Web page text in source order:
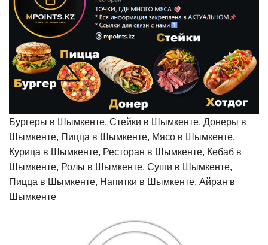
Бургеры в Шымкенте, Стейки в Шымкенте, Донеры в
Шымкенте, Пицца в Шымкенте, Мясо в Шымкенте,
Курица в Шымкенте, Ресторан в Шымкенте, Кебаб в
Шымкенте, Ролы в Шымкенте, Суши в Шымкенте,
Пицца в Шымкенте, Напитки в Шымкенте, Айран в
Шымкенте